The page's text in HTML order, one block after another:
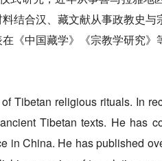
结合汉、藏文献从事政教史
《中国藏学》《宗教学研究》
Tibetan religious rituals. In
Tibetan texts. He has
in China. He has published